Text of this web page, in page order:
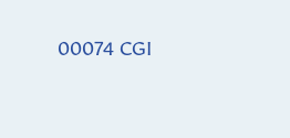
00074 CGI